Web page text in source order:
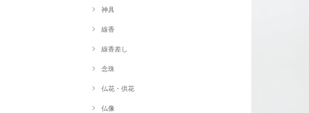
神具
線香
線香差し
念珠
仏花・供花
仏像